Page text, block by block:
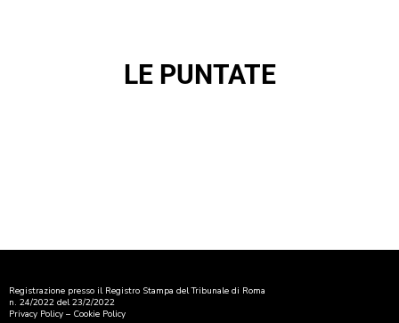
LE PUNTATE
Registrazione presso il Registro Stampa del Tribunale di Roma
n. 24/2022 del 23/2/2022
Privacy Policy – Cookie Policy